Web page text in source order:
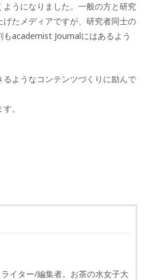
うになりました。一般の方と研究
たメディアですが、研究者同士の
academist Journalにはあるよう
ようなコンテンツづくりに励んで
。
イター/編集者。お茶の水女子大